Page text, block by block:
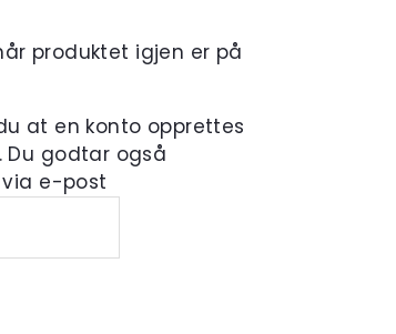
produktet igjen er på
at en konto opprettes
godtar også
e-post